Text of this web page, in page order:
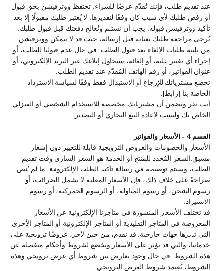
عند تقديم طلب، فإنك تُقدّم عرضًا للشراء. تحتفظ ووترفيشن بحق قبول
أو رفض طلبك لأي سبب كان وفقًا لتقديرها. لا يُعتبر طلبك مقبولًا إلا بعد
تأكيد ووترفيشن قبوله. يجب أن نستلم ونُعالج دفعتك قبل قبول طلبك.
يُرجى مراجعة طلبك بعناية قبل إرساله، حيث قد لا تتمكن ووترفيشن
من تلبية طلبات الإلغاء بعد قبول الطلب. في حال عدم قبولنا للطلب، أو
إجراء أي تغيير عليه، أو إلغائه، سنحاول إبلاغك عبر البريد الإلكتروني، أو
عنوان الفواتير، أو رقم الهاتف المُقدّم عند تقديم الطلب.
تخضع مشترياتك للإرجاع أو الاستبدال فقط وفقًا لسياسة الاسترداد
الخاصة بنا [رابط].
أنت تقر وتضمن أن مشترياتك مخصصة للاستخدام الشخصي أو المنزلي
الخاص بك وليست لإعادة البيع التجاري أو التصدير.
القسم 4 - الأسعار والفواتير
الأسعار والخصومات والعروض الترويجية قابلة للتغيير دون إشعار
مسبق.السعر المُحدد للمنتج أو الخدمة هو السعر الساري وقت تقديم
الطلب، وسيتم توضيحه في رسالة تأكيد الطلب الإلكترونية. ما لم يُنص
صراحةً على خلاف ذلك، فإن الأسعار المعلنة لا تشمل الضرائب، أو
رسوم الشحن، أو رسوم المناولة، أو الرسوم الجمركية، أو رسوم
الاستيراد.
قد تختلف الأسعار المنشورة في متاجرنا الإلكترونية عن الأسعار
المعروضة في المتاجر التقليدية أو المتاجر الإلكترونية أو المتاجر الأخرى
التي تديرها جهات خارجية. قد نقدم، من حين لآخر، عروضًا ترويجية على
خدماتنا، والتي قد تؤثر على الأسعار وتخضع لشروط وأحكام منفصلة عن
هذه الشروط. في حال وجود تعارض بين شروط أي عرض ترويجي وهذه
الشروط، تُعتمد شروط العرض الترويجي.